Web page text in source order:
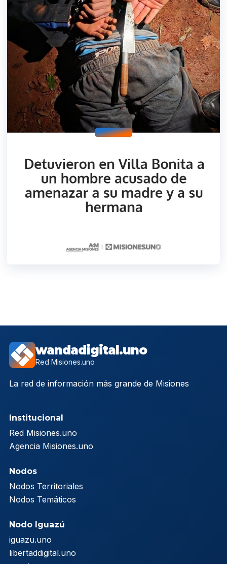
wandadigital.uno
Red Misiones.uno
La red de información más grande de Misiones
Institucional
Red Misiones.uno
Agencia Misiones.uno
Nodos
Nodos Territoriales
Nodos Temáticos
Nodo Iguazú
iguazu.uno
libertaddigital.uno